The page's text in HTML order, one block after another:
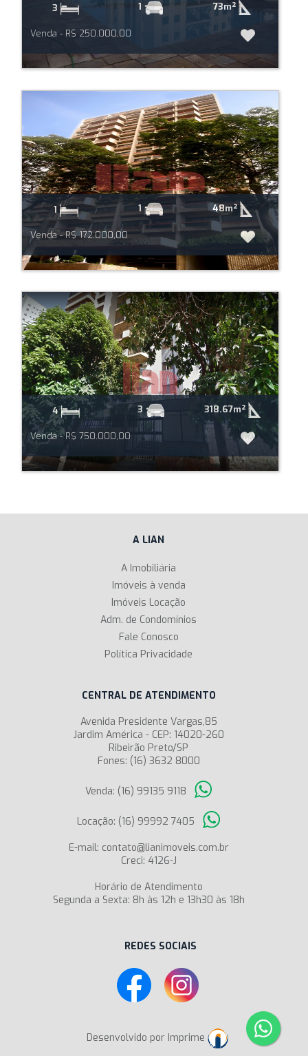
3 1 73m²
Venda - R$ 250.000,00
1 1 48m²
Venda - R$ 172.000,00
4 3 318.67m²
Venda - R$ 750.000,00
A LIAN
A Imobiliária
Imóveis à venda
Imóveis Locação
Adm. de Condomínios
Fale Conosco
Política Privacidade
CENTRAL DE ATENDIMENTO
Avenida Presidente Vargas,85
Jardim América - CEP: 14020-260
Ribeirão Preto/SP
Fones: (16) 3632 8000
Venda: (16) 99135 9118
Locação: (16) 99992 7405
E-mail: contato@lianimoveis.com.br
Creci: 4126-J
Horário de Atendimento
Segunda a Sexta: 8h às 12h e 13h30 às 18h
REDES SOCIAIS
Desenvolvido por Imprime